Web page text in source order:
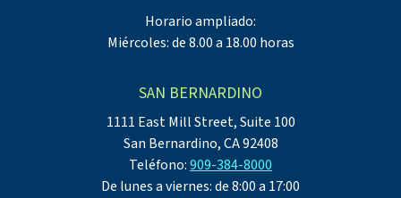
Horario ampliado:
Miércoles: de 8.00 a 18.00 horas
SAN BERNARDINO
1111 East Mill Street, Suite 100
San Bernardino, CA 92408
Teléfono:909-384-8000
De lunes a viernes: de 8:00 a 17:00